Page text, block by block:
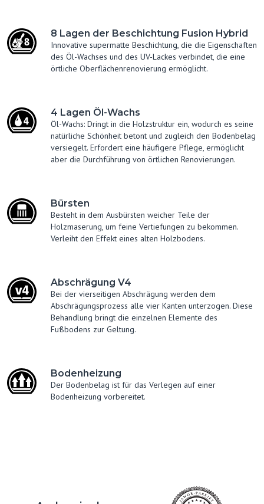
8 Lagen der Beschichtung Fusion Hybrid
Innovative supermatte Beschichtung, die die Eigenschaften
des Öl-Wachses und des UV-Lackes verbindet, die eine
örtliche Oberflächenrenovierung ermöglicht.
4 Lagen Öl-Wachs
Öl-Wachs: Dringt in die Holzstruktur ein, wodurch es seine
natürliche Schönheit betont und zugleich den Bodenbelag
versiegelt. Erfordert eine häufigere Pflege, ermöglicht
aber die Durchführung von örtlichen Renovierungen.
Bürsten
Besteht in dem Ausbürsten weicher Teile der
Holzmaserung, um feine Vertiefungen zu bekommen.
Verleiht den Effekt eines alten Holzbodens.
Abschrägung V4
Bei der vierseitigen Abschrägung werden dem
Abschrägungsprozess alle vier Kanten unterzogen. Diese
Behandlung bringt die einzelnen Elemente des
Fußbodens zur Geltung.
Bodenheizung
Der Bodenbelag ist für das Verlegen auf einer
Bodenheizung vorbereitet.